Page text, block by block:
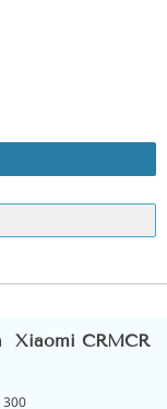
Xiaomi CRMCR
300